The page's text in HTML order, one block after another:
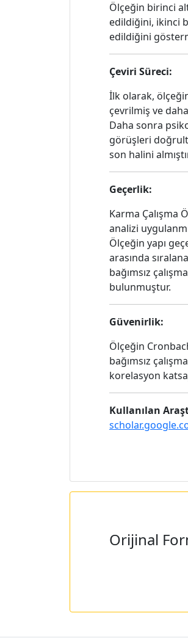
Ölçeğin birinci
edildiğini, ikinci
edildiğini
Çeviri Süreci:
İlk olarak,
çevrilmiş ve
Daha sonra
görüşleri
son halini
Geçerlik:
Karma Çalışma
analizi
Ölçeğin yapı
arasında
bağımsız
bulunmuştur.
Güvenirlik:
Ölçeğin
bağımsız
korelasyon
Kullanılan
Orijinal